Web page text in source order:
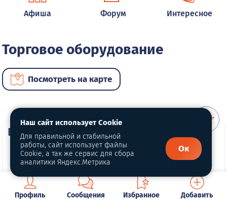
Афиша Форум Интересное
Торговое оборудование
Посмотреть на карте
ВИП услуги
Профиль Сообщения Избранное Добавить
Наш сайт использует Cookie
Для правильной и стабильной
работы, сайт использует файлы
Cookie, а так же сервис для сбора
аналитики Яндекс.Метрика
Ок